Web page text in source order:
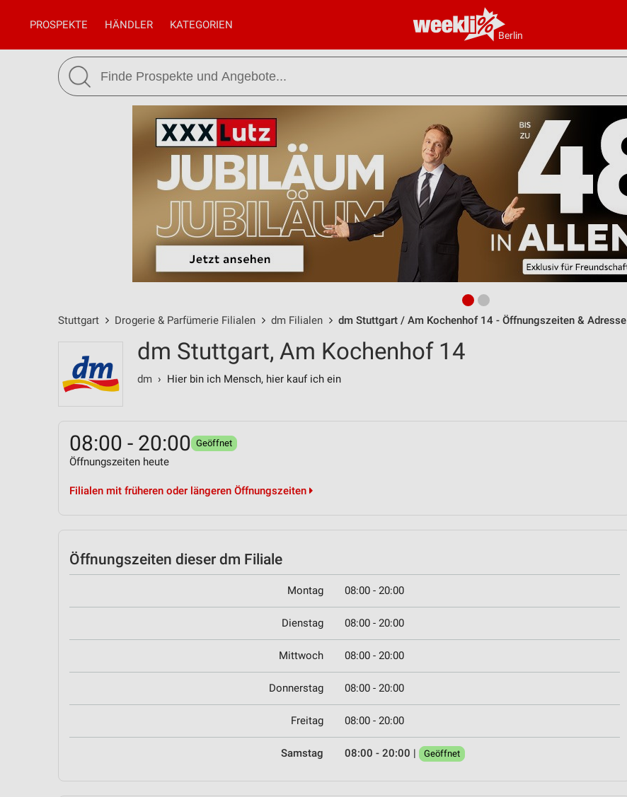
Berlin
PROSPEKTE HÄNDLER KATEGORIEN
Stuttgart Drogerie & Parfümerie Filialen dm Filialen dm Stuttgart / Am Kochenhof 14 - Öffnungszeiten & Adresse
dm Stuttgart, Am Kochenhof 14
dm › Hier bin ich Mensch, hier kauf ich ein
08:00 - 20:00 Geöffnet
Öffnungszeiten heute
Filialen mit früheren oder längeren Öffnungszeiten
Öffnungszeiten dieser dm Filiale
Montag 08:00 - 20:00
Dienstag 08:00 - 20:00
Mittwoch 08:00 - 20:00
Donnerstag 08:00 - 20:00
Freitag 08:00 - 20:00
Samstag 08:00 - 20:00 | Geöffnet